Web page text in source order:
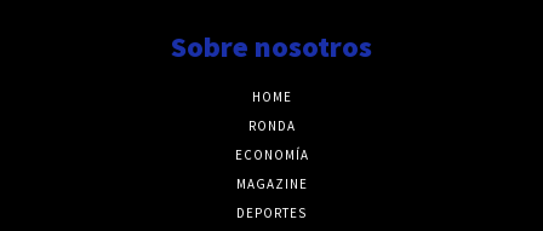
Sobre nosotros
HOME
RONDA
ECONOMÍA
MAGAZINE
DEPORTES